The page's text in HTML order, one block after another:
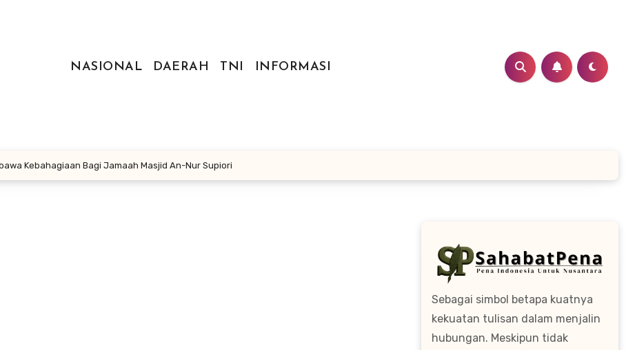
NASIONAL
DAERAH TNI INFORMASI
Kebahagiaan Bagi Jamaah Masjid An-Nur Supiori
Sebagai simbol betapa kuatnya
kekuatan tulisan dalam menjalin
hubungan. Meskipun tidak